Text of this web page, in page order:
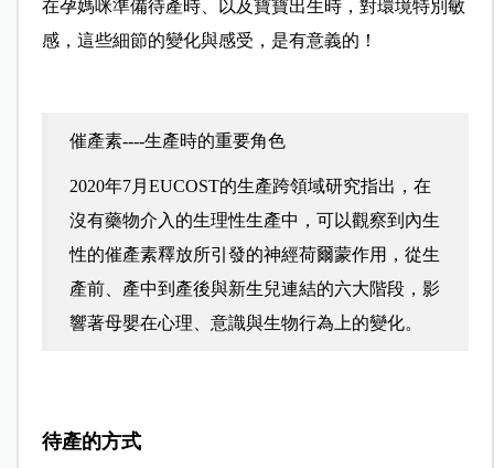
在孕媽咪準備待產時、以及寶寶出生時，對環境特別敏
感，這些細節的變化與感受，是有意義的！
催產素----生產時的重要角色
2020年7月EUCOST的生產跨領域研究指出，在
沒有藥物介入的生理性生產中，可以觀察到內生
性的催產素釋放所引發的神經荷爾蒙作用，從生
產前、產中到產後與新生兒連結的六大階段，影
響著母嬰在心理、意識與生物行為上的變化。
待產的方式